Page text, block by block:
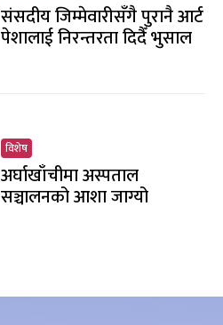
संसदीय जिम्मेवारीसँगै पुरानै आर्ट
पेशालाई निरन्तरता दिदैँ भुसाल
विशेष
अर्घाखाँचीमा अस्पताल
सञ्चालनको आशा जाग्यो